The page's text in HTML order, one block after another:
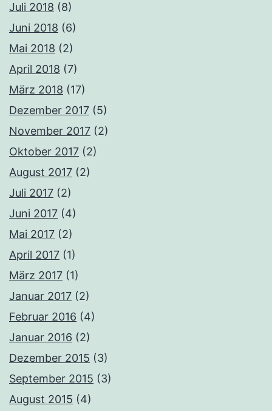
Juli 2018 (8)
Juni 2018 (6)
Mai 2018 (2)
April 2018 (7)
März 2018 (17)
Dezember 2017 (5)
November 2017 (2)
Oktober 2017 (2)
August 2017 (2)
Juli 2017 (2)
Juni 2017 (4)
Mai 2017 (2)
April 2017 (1)
März 2017 (1)
Januar 2017 (2)
Februar 2016 (4)
Januar 2016 (2)
Dezember 2015 (3)
September 2015 (3)
August 2015 (4)